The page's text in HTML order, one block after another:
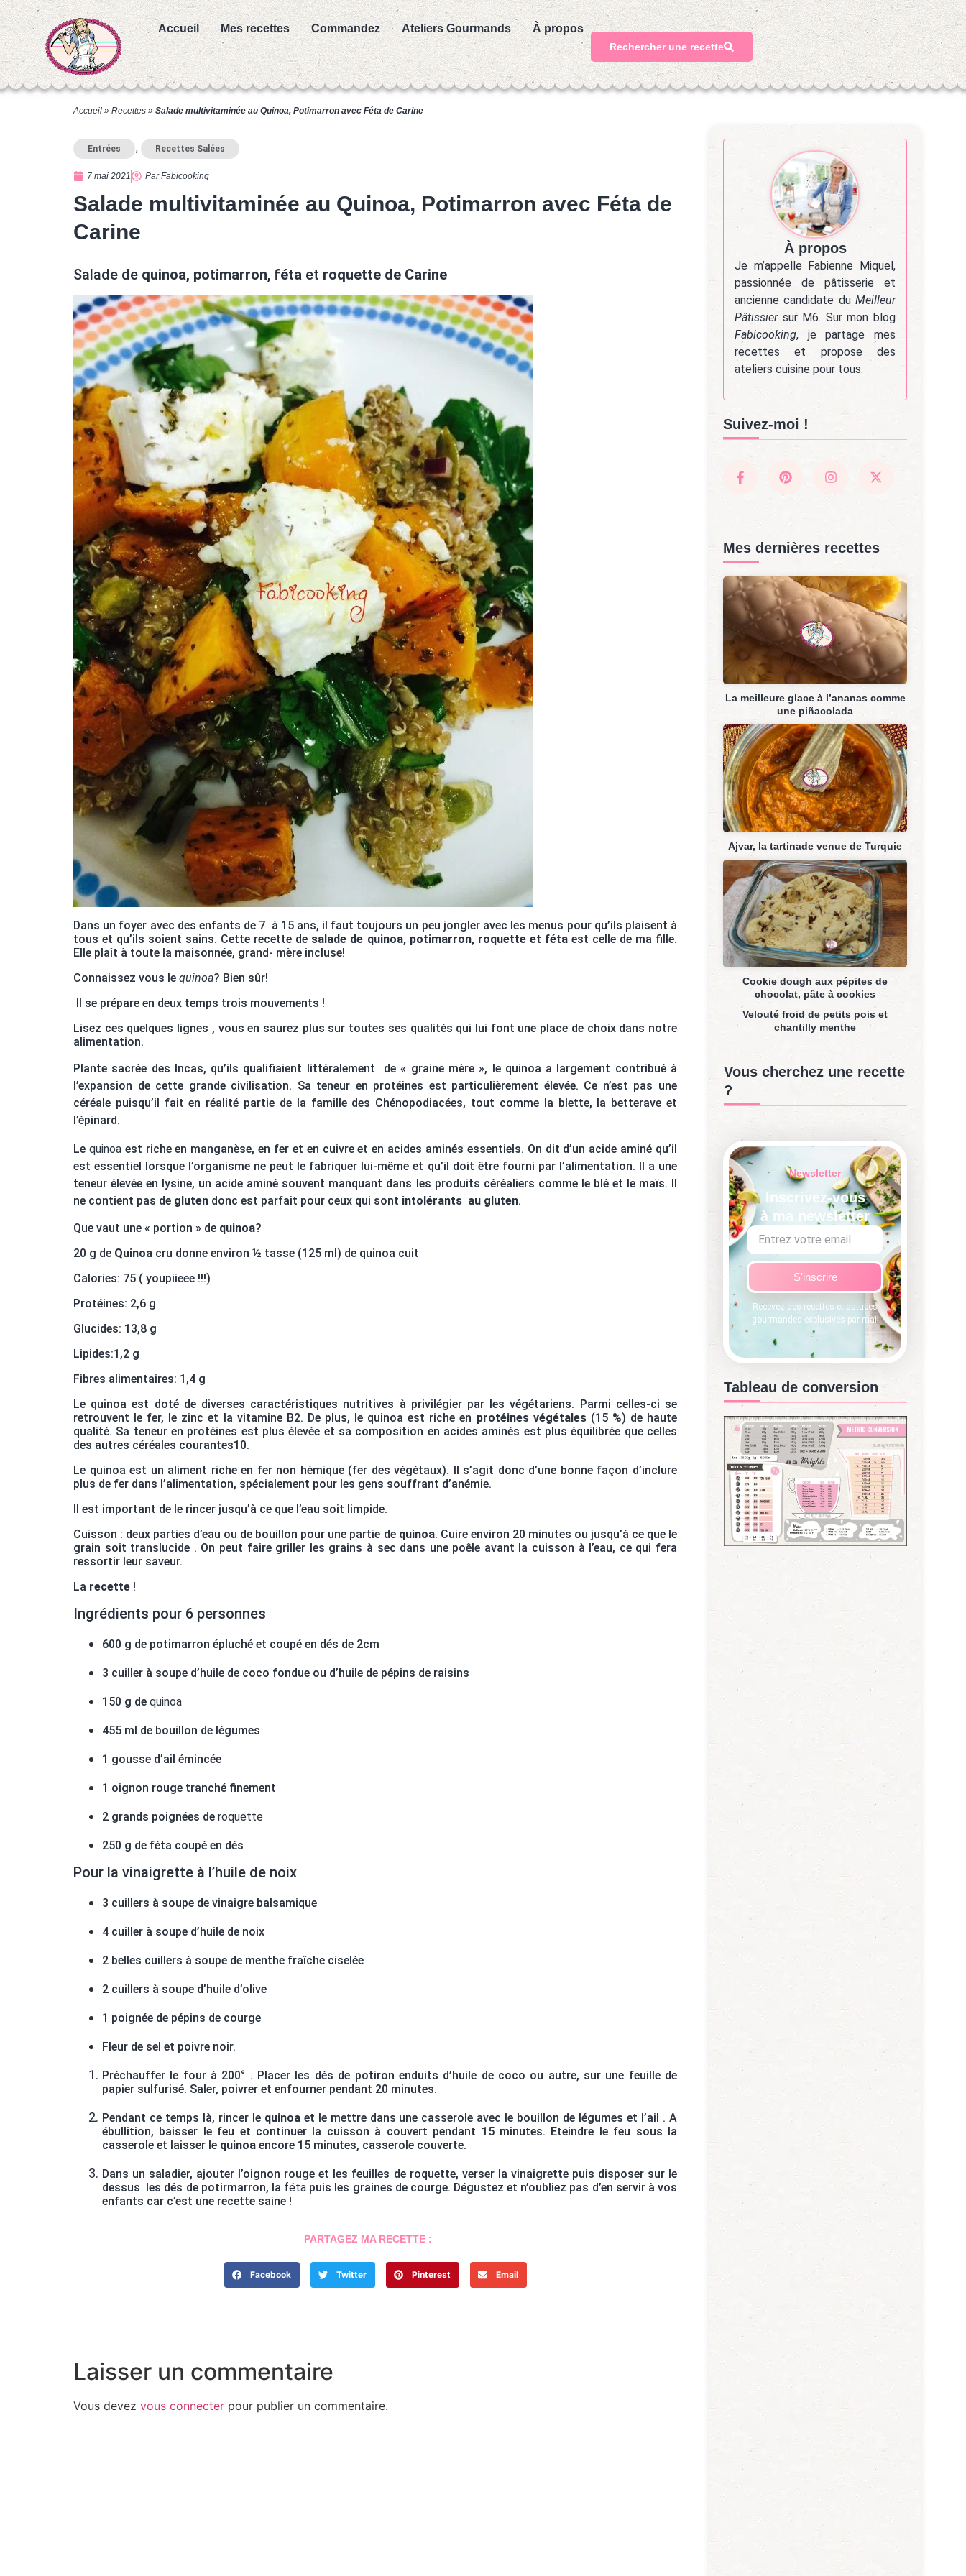
Accueil Mes recettes Commandez Ateliers Gourmands À propos
Rechercher une recette
Accueil » Recettes » Salade multivitaminée au Quinoa, Potimarron avec Féta de Carine
Entrées , Recettes Salées
7 mai 2021 ParFabicooking
Salade multivitaminée au Quinoa, Potimarron avec Féta de
Carine
Salade de quinoa, potimarron, féta et roquette de Carine
Dans un foyer avec des enfants de 7 à 15 ans, il faut toujours un peu jongler avec les menus pour qu’ils plaisent à
tous et qu’ils soient sains. Cette recette de salade de quinoa, potimarron, roquette et féta est celle de ma fille.
Elle plaît à toute la maisonnée, grand- mère incluse!
Connaissez vous le quinoa? Bien sûr!
Il se prépare en deux temps trois mouvements !
Lisez ces quelques lignes , vous en saurez plus sur toutes ses qualités qui lui font une place de choix dans notre
alimentation.
Plante sacrée des Incas, qu’ils qualifiaient littéralement de « graine mère », le quinoa a largement contribué à
l’expansion de cette grande civilisation. Sa teneur en protéines est particulièrement élevée. Ce n’est pas une
céréale puisqu’il fait en réalité partie de la famille des Chénopodiacées, tout comme la blette, la betterave et
l’épinard.
Le quinoaest riche en manganèse, en fer et en cuivre et en acides aminés essentiels. On dit d’un acide aminé qu’il
est essentiel lorsque l’organisme ne peut le fabriquer lui-même et qu’il doit être fourni par l’alimentation. Il a une
teneur élevée en lysine, un acide aminé souvent manquant dans les produits céréaliers comme le blé et le maïs. Il
ne contient pas de gluten donc est parfait pour ceux qui sont intolérants au gluten.
Que vaut une « portion » de quinoa?
20 g de Quinoa cru donne environ ½ tasse (125 ml) de quinoa cuit
Calories: 75 ( youpiieee !!!)
Protéines: 2,6 g
Glucides: 13,8 g
Lipides:1,2 g
Fibres alimentaires: 1,4 g
Le quinoa est doté de diverses caractéristiques nutritives à privilégier par les végétariens. Parmi celles-ci se
retrouvent le fer, le zinc et la vitamine B2. De plus, le quinoa est riche en protéines végétales(15 %) de haute
qualité. Sa teneur en protéines est plus élevée et sa composition en acides aminés est plus équilibrée que celles
des autres céréales courantes10.
Le quinoa est un aliment riche en fer non hémique (fer des végétaux). Il s’agit donc d’une bonne façon d’inclure
plus de fer dans l’alimentation, spécialement pour les gens souffrant d’anémie.
Il est important de le rincer jusqu’à ce que l’eau soit limpide.
Cuisson : deux parties d’eau ou de bouillon pour une partie de quinoa. Cuire environ 20 minutes ou jusqu’à ce que le
grain soit translucide . On peut faire griller les grains à sec dans une poêle avant la cuisson à l’eau, ce qui fera
ressortir leur saveur.
La recette !
Ingrédients pour 6 personnes
600 g de potimarron épluché et coupé en dés de 2cm
3 cuiller à soupe d’huile de coco fondue ou d’huile de pépins de raisins
150 g de quinoa
455 ml de bouillon de légumes
1 gousse d’ail émincée
1 oignon rouge tranché finement
2 grands poignées de roquette
250 g de féta coupé en dés
Pour la vinaigrette à l’huile de noix
3 cuillers à soupe de vinaigre balsamique
4 cuiller à soupe d’huile de noix
2 belles cuillers à soupe de menthe fraîche ciselée
2 cuillers à soupe d’huile d’olive
1 poignée de pépins de courge
Fleur de sel et poivre noir.
Préchauffer le four à 200° . Placer les dés de potiron enduits d’huile de coco ou autre, sur une feuille de
papier sulfurisé. Saler, poivrer et enfourner pendant 20 minutes.
Pendant ce temps là, rincer le quinoaet le mettre dans une casserole avec le bouillon de légumes et l’ail . A
ébullition, baisser le feu et continuer la cuisson à couvert pendant 15 minutes. Eteindre le feu sous la
casserole et laisser le quinoa encore 15 minutes, casserole couverte.
Dans un saladier, ajouter l’oignon rouge et les feuilles de roquette, verser la vinaigrette puis disposer sur le
dessus les dés de potirmarron, la féta puis les graines de courge. Dégustez et n’oubliez pas d’en servir à vos
enfants car c’est une recette saine !
PARTAGEZ MA RECETTE :
Facebook Twitter Pinterest Email
Laisser un commentaire
Vous devez vous connecter pour publier un commentaire.
À propos
Je m’appelle Fabienne Miquel,
passionnée de pâtisserie et
ancienne candidate du Meilleur
Pâtissiersur M6. Sur mon blog
Fabicooking, je partage mes
recettes et propose des
ateliers cuisine pour tous.
Suivez-moi !
Mes dernières recettes
La meilleure glace à l’ananas comme
une piñacolada
Ajvar, la tartinade venue de Turquie
Cookie dough aux pépites de
chocolat, pâte à cookies
Velouté froid de petits pois et
chantilly menthe
Vous cherchez une recette
?
Newsletter
Inscrivez-vous
à ma newsletter
S'inscrire
Recevez des recettes et astuces
gourmandes exclusives par mail
Tableau de conversion